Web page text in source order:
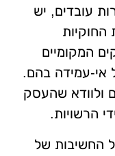
עובדים, יש
המקומיים
אי-עמידה בהם.
ולוודא שהעסק
הרשויות.
החשיבות של